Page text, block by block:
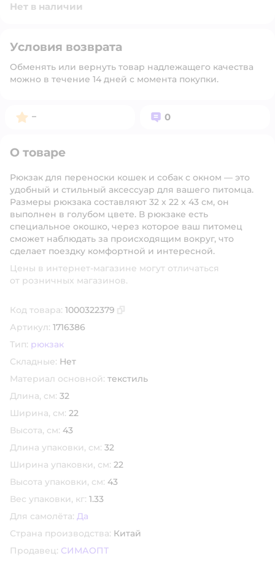
Нет в наличии
Условия возврата
Обменять или вернуть товар надлежащего качества
можно в течение 14 дней с момента покупки.
Рейтинг:
– Вопросов:
0
О товаре
Рюкзак для переноски кошек и собак с окном — это
удобный и стильный аксессуар для вашего питомца.
Размеры рюкзака составляют 32 х 22 х 43 см, он
выполнен в голубом цвете. В рюкзаке есть
специальное окошко, через которое ваш питомец
сможет наблюдать за происходящим вокруг, что
сделает поездку комфортной и интересной.
Цены в интернет-магазине могут отличаться
от розничных магазинов.
Код товара: 1000322379
Артикул: 1716386
Тип: рюкзак
Складные: Нет
Материал основной: текстиль
Длина, см: 32
Ширина, см: 22
Высота, см: 43
Длина упаковки, см: 32
Ширина упаковки, см: 22
Высота упаковки, см: 43
Вес упаковки, кг: 1.33
Для самолёта: Да
Страна производства: Китай
Продавец: СИМАОПТ